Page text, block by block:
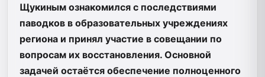
Щукиным ознакомился с последствиями
паводков в образовательных учреждениях
региона и принял участие в совещании по
вопросам их восстановления. Основной
задачей остаётся обеспечение полноценного